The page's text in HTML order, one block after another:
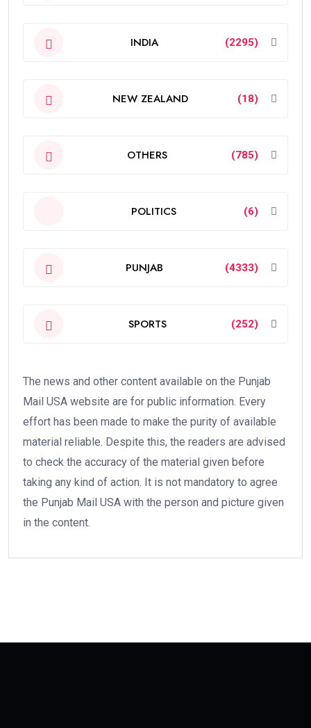
INDIA (2295)
NEW ZEALAND (18)
OTHERS (785)
POLITICS (6)
PUNJAB (4333)
SPORTS (252)
The news and other content available on the Punjab
Mail USA website are for public information. Every
effort has been made to make the purity of available
material reliable. Despite this, the readers are advised
to check the accuracy of the material given before
taking any kind of action. It is not mandatory to agree
the Punjab Mail USA with the person and picture given
in the content.